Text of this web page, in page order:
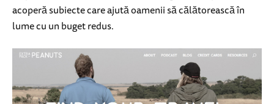
acoperă subiecte care ajută oamenii să călătorească în
lume cu un buget redus.